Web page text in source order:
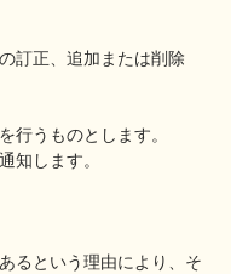
訂正、追加または削除
行うものとします。
知します。
るという理由により、そ